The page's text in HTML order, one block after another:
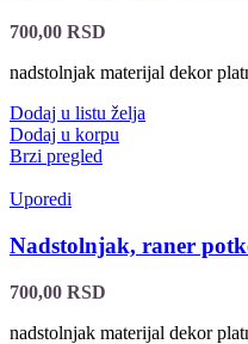
700,00 RSD
nadstolnjak materijal dekor
Dodaj u listu želja
Dodaj u korpu
Brzi pregled
Uporedi
Nadstolnjak, raner
700,00 RSD
nadstolnjak materijal dekor